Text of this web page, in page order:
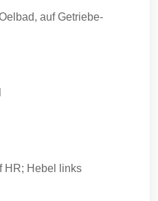
auf Getriebe-
HR; Hebel links